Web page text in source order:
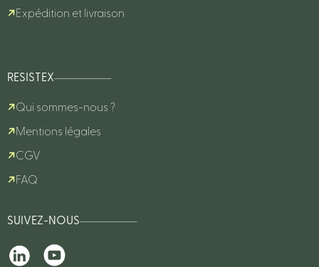
Expédition et livraison
RESISTEX
Qui sommes-nous ?
Mentions légales
CGV
FAQ
SUIVEZ-NOUS